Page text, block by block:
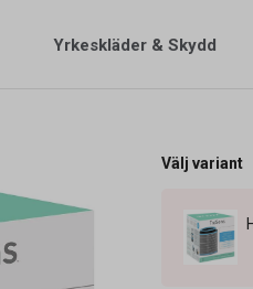
Yrkeskläder & Skydd
Välj variant